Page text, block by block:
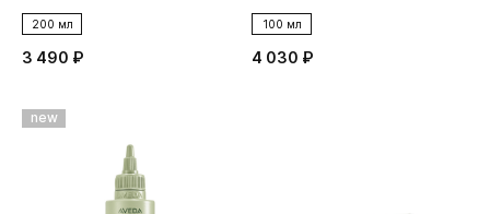
200 мл
3 490 ₽
100 мл
4 030 ₽
new